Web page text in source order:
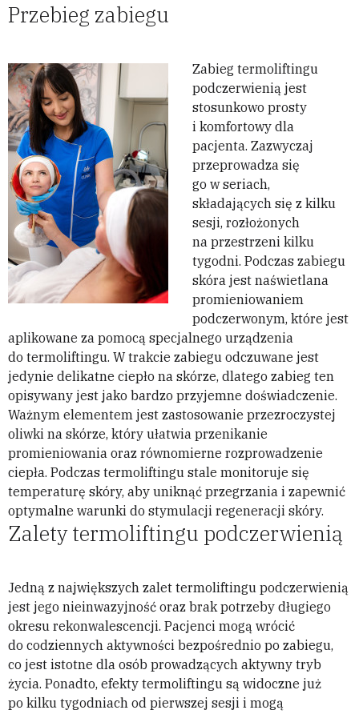
Przebieg zabiegu
Zabieg termoliftingu
podczerwienią jest
stosunkowo prosty
i komfortowy dla
pacjenta. Zazwyczaj
przeprowadza się
go w seriach,
składających się z kilku
sesji, rozłożonych
na przestrzeni kilku
tygodni. Podczas zabiegu
skóra jest naświetlana
promieniowaniem
podczerwonym, które jest
aplikowane za pomocą specjalnego urządzenia
do termoliftingu. W trakcie zabiegu odczuwane jest
jedynie delikatne ciepło na skórze, dlatego zabieg ten
opisywany jest jako bardzo przyjemne doświadczenie.
Ważnym elementem jest zastosowanie przezroczystej
oliwki na skórze, który ułatwia przenikanie
promieniowania oraz równomierne rozprowadzenie
ciepła. Podczas termoliftingu stale monitoruje się
temperaturę skóry, aby uniknąć przegrzania i zapewnić
optymalne warunki do stymulacji regeneracji skóry.
Zalety termoliftingu podczerwienią
Jedną z największych zalet termoliftingu podczerwienią
jest jego nieinwazyjność oraz brak potrzeby długiego
okresu rekonwalescencji. Pacjenci mogą wrócić
do codziennych aktywności bezpośrednio po zabiegu,
co jest istotne dla osób prowadzących aktywny tryb
życia. Ponadto, efekty termoliftingu są widoczne już
po kilku tygodniach od pierwszej sesji i mogą